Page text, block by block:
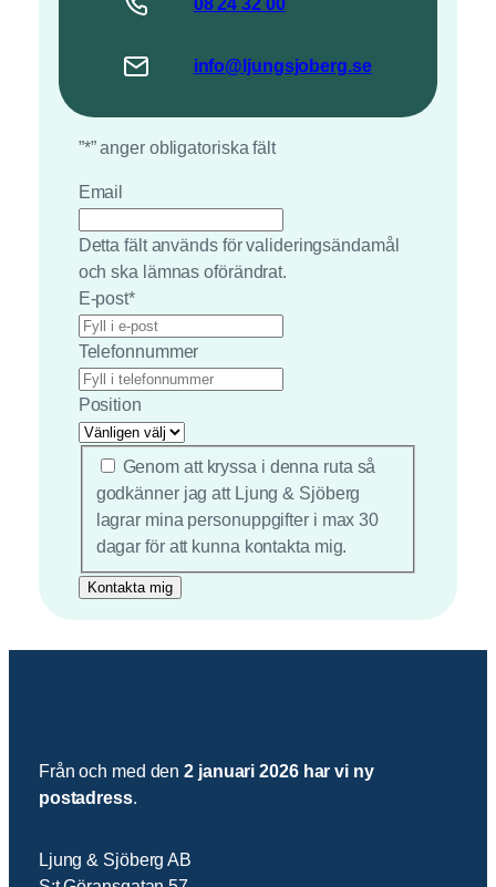
08 2432 00
info@ ljungsjoberg.se
”*” anger obligatoriska fält
Email
Detta fält används för valideringsändamål
och ska lämnas oförändrat.
E-post*
Telefonnummer
Position
*
Genom att kryssa i denna ruta så
godkänner jag att Ljung & Sjöberg
lagrar mina personuppgifter i max 30
dagar för att kunna kontakta mig.
Från och med den2 januari 2026 har vi ny
postadress.
Ljung & Sjöberg AB